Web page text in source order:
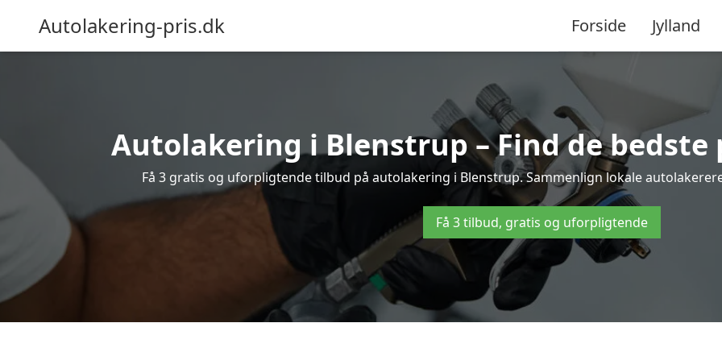
Autolakering-pris.dk Forside Jylland
Autolakering i Blenstrup – Find de
Få 3 gratis og uforpligtende tilbud på autolakering i Blenstrup. Sammenlign lokale
Få 3 tilbud, gratis og uforpligtende